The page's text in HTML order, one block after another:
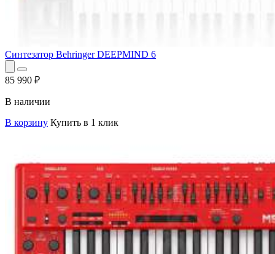
Синтезатор Behringer DEEPMIND 6
85 990 ₽
В наличии
В корзину Купить в 1 клик